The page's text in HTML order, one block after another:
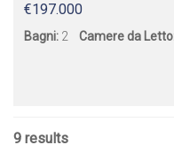
€197.000
Bagni: 2 Camere da
9 results